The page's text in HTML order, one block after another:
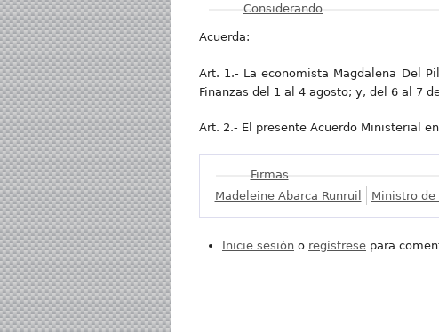
Mostrar
Considerando
Acuerda:
Art. 1.- La economista Magdalena Del
Finanzas del 1 al 4 agosto; y, del 6 al 7
Art. 2.- El presente Acuerdo Ministerial
Mostrar
Firmas
Madeleine Abarca Runruil Ministro de
Inicie sesión o regístrese para